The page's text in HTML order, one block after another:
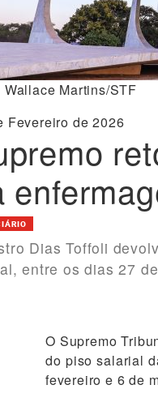
Wallace Martins/STF
Fevereiro de 2026
Dias Toffoli
entre os dias 27
O Supremo
do piso salarial
fevereiro e 6 de